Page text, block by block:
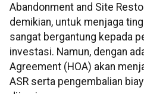
Abandonment and Site
demikian, untuk menjaga
sangat bergantung kepada
investasi. Namun, dengan
Agreement (HOA) akan
ASR serta pengembalian